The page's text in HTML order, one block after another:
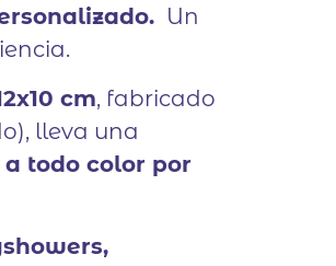
Un
cm, fabricado
lleva una
todo color por